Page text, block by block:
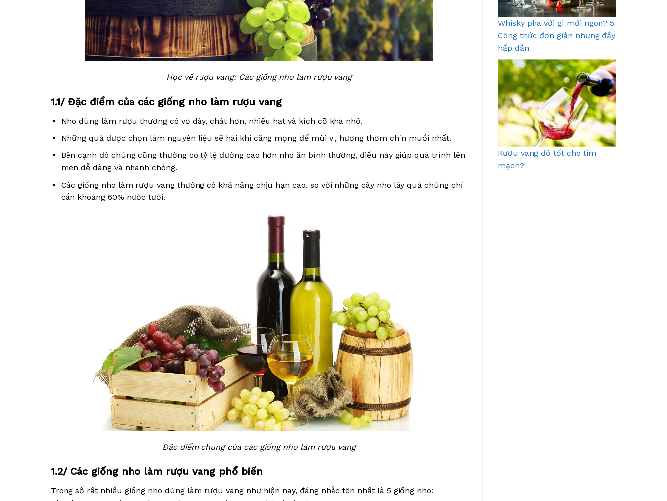
Học về rượu vang: Các giống nho làm rượu vang
1.1/ Đặc điểm của các giống nho làm rượu vang
Nho dùng làm rượu thường có vỏ dày, chát hơn, nhiều hạt và kích cỡ khá nhỏ.
Những quả được chọn làm nguyên liệu sẽ hái khi căng mọng để mùi vị, hương thơm chín muồi nhất.
Bên cạnh đó chúng cũng thường có tỷ lệ đường cao hơn nho ăn bình thường, điều này giúp quá trình lên
men dễ dàng và nhanh chóng.
Các giống nho làm rượu vang thường có khả năng chịu hạn cao, so với những cây nho lấy quả chúng chỉ
cần khoảng 60% nước tưới.
Đặc điểm chung của các giống nho làm rượu vang
1.2/ Các giống nho làm rượu vang phổ biến
Trong số rất nhiều giống nho dùng làm rượu vang như hiện nay, đáng nhắc tên nhất là 5 giống nho:
Whisky pha với gì mới ngon? 5
Công thức đơn giản nhưng đầy
hấp dẫn
Rượu vang đỏ tốt cho tim
mạch?